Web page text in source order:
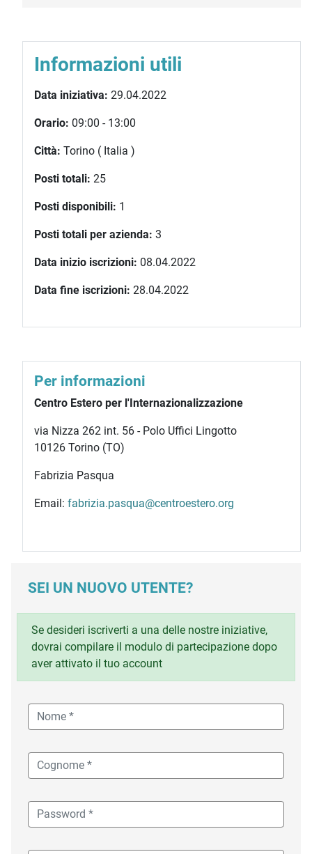
Informazioni utili
Data iniziativa: 29.04.2022
Orario: 09:00 - 13:00
Città: Torino ( Italia )
Posti totali: 25
Posti disponibili: 1
Posti totali per azienda: 3
Data inizio iscrizioni: 08.04.2022
Data fine iscrizioni: 28.04.2022
Per informazioni
Centro Estero per l'Internazionalizzazione
via Nizza 262 int. 56 - Polo Uffici Lingotto
10126 Torino (TO)
Fabrizia Pasqua
Email: fabrizia.pasqua@centroestero.org
SEI UN NUOVO UTENTE?
Se desideri iscriverti a una delle nostre iniziative,
dovrai compilare il modulo di partecipazione dopo
aver attivato il tuo account